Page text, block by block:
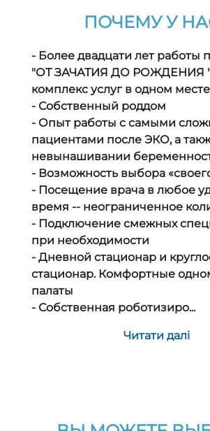
ПОЧЕМУ У
- Более двадцати лет работы
"ОТ ЗАЧАТИЯ ДО РОЖДЕНИЯ "
комплекс услуг в одном месте
- Собственный роддом
- Опыт работы с самыми
пациентами после ЭКО, а
невынашивании
- Возможность выбора
- Посещение врача в любое
время -- неограниченное
- Подключение смежных
при необходимости
- Дневной стационар и
стационар. Комфортные
палаты
- Собственная роботизиро...
Читати далі